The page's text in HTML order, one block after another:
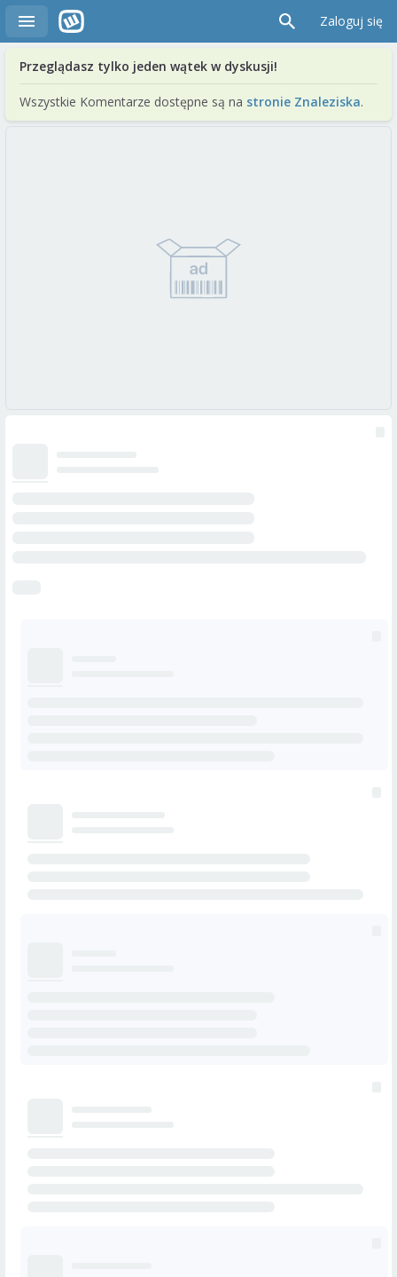
Zaloguj się
Przeglądasz tylko jeden wątek w dyskusji!
Wszystkie Komentarze dostępne są na stronie Znaleziska.